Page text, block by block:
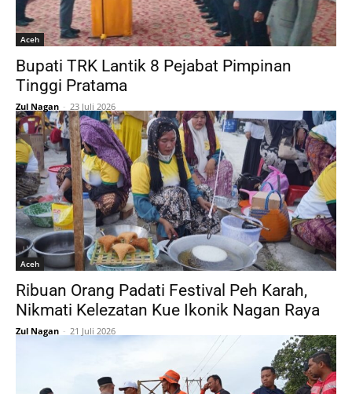
Aceh
Bupati TRK Lantik 8 Pejabat Pimpinan
Tinggi Pratama
Zul Nagan - 23 Juli 2026
Aceh
Ribuan Orang Padati Festival Peh Karah,
Nikmati Kelezatan Kue Ikonik Nagan Raya
Zul Nagan - 21 Juli 2026